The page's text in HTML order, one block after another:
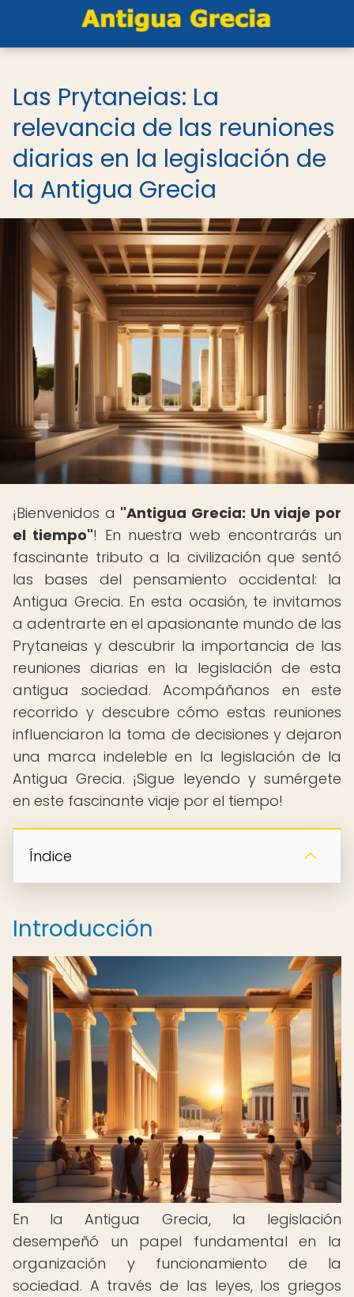
Las Prytaneias: La
relevancia de las reuniones
diarias en la legislación de
la Antigua Grecia
¡Bienvenidos a "Antigua Grecia: Un viaje por
el tiempo"! En nuestra web encontrarás un
fascinante tributo a la civilización que sentó
las bases del pensamiento occidental: la
Antigua Grecia. En esta ocasión, te invitamos
a adentrarte en el apasionante mundo de las
Prytaneias y descubrir la importancia de las
reuniones diarias en la legislación de esta
antigua sociedad. Acompáñanos en este
recorrido y descubre cómo estas reuniones
influenciaron la toma de decisiones y dejaron
una marca indeleble en la legislación de la
Antigua Grecia. ¡Sigue leyendo y sumérgete
en este fascinante viaje por el tiempo!
Índice
Introducción
En la Antigua Grecia, la legislación
desempeñó un papel fundamental en la
organización y funcionamiento de la
sociedad. A través de las leyes, los griegos